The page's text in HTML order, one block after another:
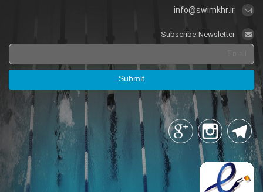
info@swimkhr.ir
Subscribe Newsletter